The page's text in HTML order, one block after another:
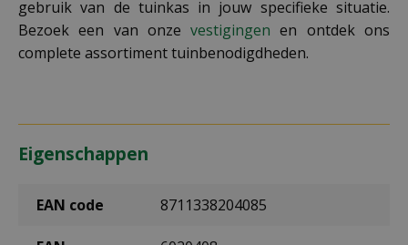
gebruik van de tuinkas in jouw specifieke situatie.
Bezoek een van onzevestigingen en ontdek ons
complete assortiment tuinbenodigdheden.
Eigenschappen
EAN code 8711338204085